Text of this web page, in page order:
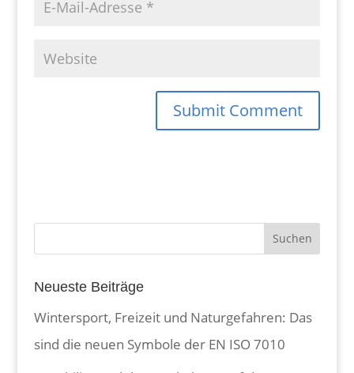
Neueste Beiträge
Wintersport, Freizeit und Naturgefahren: Das
sind die neuen Symbole der EN ISO 7010